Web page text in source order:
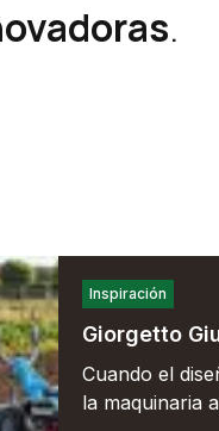
.
Inspiración
Giorgetto
Cuando el
la maquinaria